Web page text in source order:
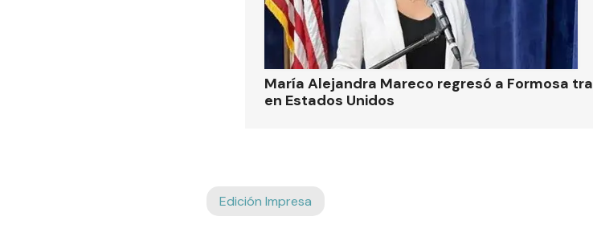
María Alejandra Mareco regresó a Formosa
en Estados Unidos
Edición Impresa